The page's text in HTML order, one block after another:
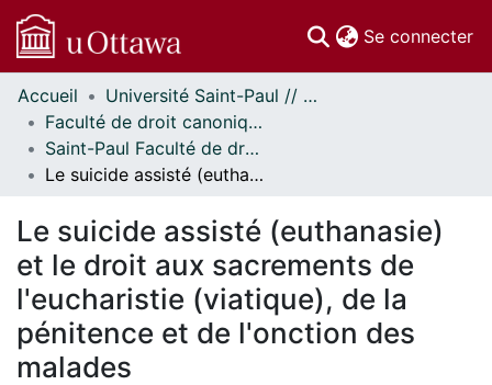
Se connecter
Communautés
et collections
Parcourir
Statistiques
À propos
Accueil
Université Saint-Paul // Saint Paul University
Faculté de droit canonique // Faculty of Canon Law
Saint-Paul Faculté de droit canonique - Mémoires // Saint Paul Faculty of Canon Law - Research Papers
Le suicide assisté (euthanasie) et le droit aux sacrements de l'eucharistie (viatique), de la pénitence et de l'onction des malades
Le suicide assisté (euthanasie)
et le droit aux sacrements de
l'eucharistie (viatique), de la
pénitence et de l'onction des
malades